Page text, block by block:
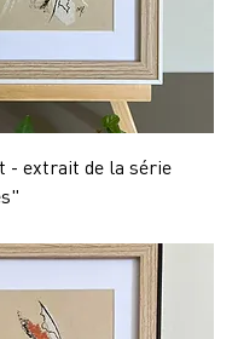
- extrait de la série